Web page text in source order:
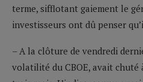
terme, sifflotant gaiement le
investisseurs ont dû penser
– A la clôture de vendredi
volatilité du CBOE, avait chuté